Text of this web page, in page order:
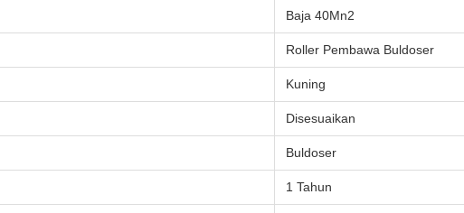
Baja 40Mn2
Roller Pembawa Buldoser
Kuning
Disesuaikan
Buldoser
1 Tahun